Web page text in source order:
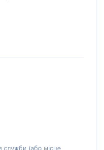
служби (або місце